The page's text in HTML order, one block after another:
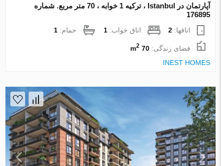
آپارتمان در Istanbul ، ترکیه 1 خوابه ، 70 متر مربع. شماره
176895
اتاقها:2 اتاق خواب:1 حمام:1
فضای زندگی:70 m
2
INEST HOMES